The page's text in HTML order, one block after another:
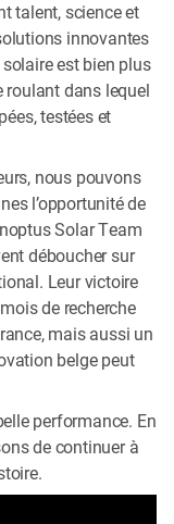
talent, science et
innovantes
est bien plus
roulant dans lequel
testées et
nous pouvons
l’opportunité de
Solar Team
déboucher sur
Leur victoire
de recherche
mais aussi un
belge peut
performance. En
de continuer à